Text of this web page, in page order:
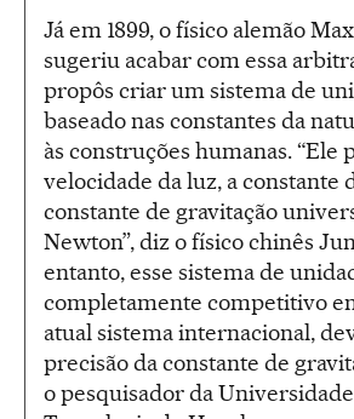
Já em 1899, o físico alemão
sugeriu acabar com essa
propôs criar um sistema de
baseado nas constantes da
às construções humanas. “Ele
velocidade da luz, a constante
constante de gravitação
Newton”, diz o físico chinês
entanto, esse sistema de
completamente competitivo
atual sistema internacional,
precisão da constante de
o pesquisador da